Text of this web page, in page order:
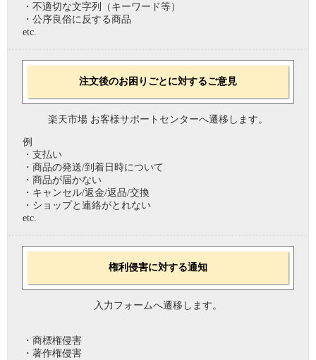
・不適切な文字列（キーワード等）
・公序良俗に反する商品
etc.
注文後のお困りごとに対するご意見
楽天市場 お客様サポートセンターへ遷移します。
例
・支払い
・商品の発送/到着日時について
・商品が届かない
・キャンセル/返金/返品/交換
・ショップと連絡がとれない
etc.
権利侵害に対する通知
入力フォームへ遷移します。
・商標権侵害
・著作権侵害